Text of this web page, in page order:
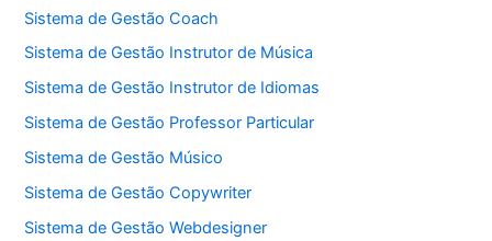
Sistema de Gestão Coach
Sistema de Gestão Instrutor de Música
Sistema de Gestão Instrutor de Idiomas
Sistema de Gestão Professor Particular
Sistema de Gestão Músico
Sistema de Gestão Copywriter
Sistema de Gestão Webdesigner